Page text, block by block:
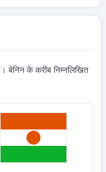
बेनिन के करीब निम्नलिखित